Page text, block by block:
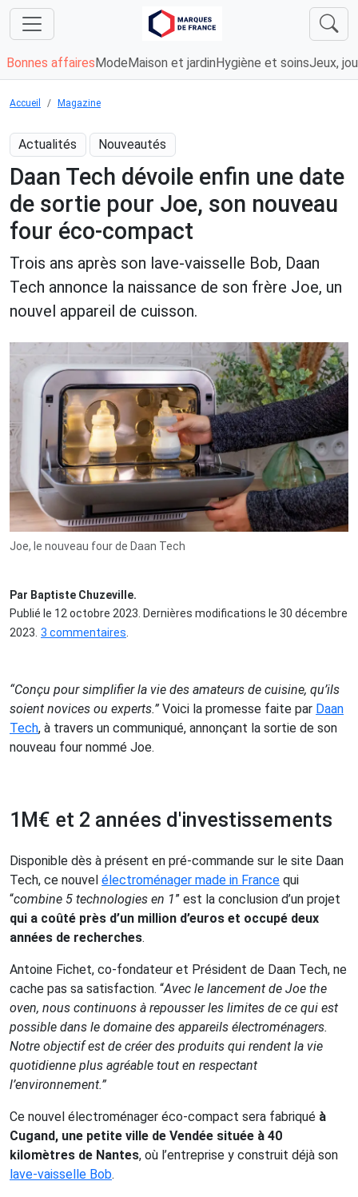
Bonnes affaires Mode Maison et jardin Hygiène et soinsJeux,
Accueil Magazine
Actualités Nouveautés
Daan Tech dévoile enfin une date
de sortie pour Joe, son nouveau
four éco-compact
Trois ans après son lave-vaisselle Bob, Daan
Tech annonce la naissance de son frère Joe, un
nouvel appareil de cuisson.
Joe, le nouveau four de Daan Tech
Par Baptiste Chuzeville.
Publié le 12 octobre 2023. Dernières modifications le 30 décembre
2023. 3 commentaires
“Conçu pour simplifier la vie des amateurs de cuisine, qu’ils
soient novices ou experts.” Voici la promesse faite par Daan
Tech, à travers un communiqué, annonçant la sortie de son
nouveau four nommé Joe.
1M€ et 2 années d'investissements
Disponible dès à présent en pré-commande sur le site Daan
Tech, ce nouvel électroménager made in France qui
“combine 5 technologies en 1” est la conclusion d’un projet
qui a coûté près d’un million d’euros et occupé deux
années de recherches.
Antoine Fichet, co-fondateur et Président de Daan Tech, ne
cache pas sa satisfaction. “Avec le lancement de Joe the
oven, nous continuons à repousser les limites de ce qui est
possible dans le domaine des appareils électroménagers.
Notre objectif est de créer des produits qui rendent la vie
quotidienne plus agréable tout en respectant
l’environnement.”
Ce nouvel électroménager éco-compact sera fabriqué à
Cugand, une petite ville de Vendée située à 40
kilomètres de Nantes, où l’entreprise y construit déjà son
lave-vaisselle Bob.